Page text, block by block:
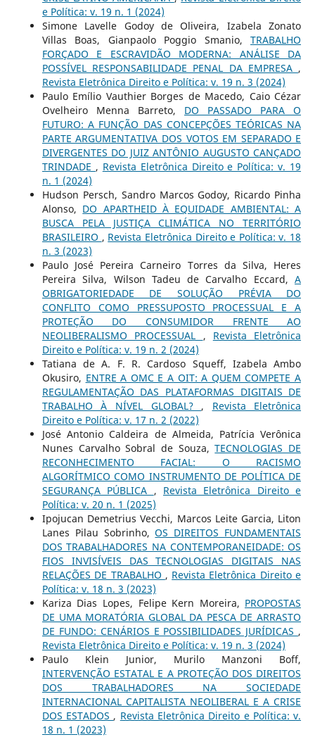
e Política: v. 19 n. 1 (2024)
Simone Lavelle Godoy de Oliveira, Izabela Zonato
Villas Boas, Gianpaolo Poggio Smanio,TRABALHO
FORÇADO E ESCRAVIDÃO MODERNA: ANÁLISE DA
POSSÍVEL RESPONSABILIDADE PENAL DA EMPRESA ,
Revista Eletrônica Direito e Política: v. 19 n. 3 (2024)
Paulo Emílio Vauthier Borges de Macedo, Caio Cézar
Ovelheiro Menna Barreto, DO PASSADO PARA O
FUTURO: A FUNÇÃO DAS CONCEPÇÕES TEÓRICAS NA
PARTE ARGUMENTATIVA DOS VOTOS EM SEPARADO E
DIVERGENTES DO JUIZ ANTÔNIO AUGUSTO CANÇADO
TRINDADE , Revista Eletrônica Direito e Política: v. 19
n. 1 (2024)
Hudson Persch, Sandro Marcos Godoy, Ricardo Pinha
Alonso, DO APARTHEID À EQUIDADE AMBIENTAL: A
BUSCA PELA JUSTIÇA CLIMÁTICA NO TERRITÓRIO
BRASILEIRO , Revista Eletrônica Direito e Política: v. 18
n. 3 (2023)
Paulo José Pereira Carneiro Torres da Silva, Heres
Pereira Silva, Wilson Tadeu de Carvalho Eccard,A
OBRIGATORIEDADE DE SOLUÇÃO PRÉVIA DO
CONFLITO COMO PRESSUPOSTO PROCESSUAL E A
PROTEÇÃO DO CONSUMIDOR FRENTE AO
NEOLIBERALISMO PROCESSUAL , Revista Eletrônica
Direito e Política: v. 19 n. 2 (2024)
Tatiana de A. F. R. Cardoso Squeff, Izabela Ambo
Okusiro, ENTRE A OMC E A OIT: A QUEM COMPETE A
REGULAMENTAÇÃO DAS PLATAFORMAS DIGITAIS DE
TRABALHO À NÍVEL GLOBAL? , Revista Eletrônica
Direito e Política: v. 17 n. 2 (2022)
José Antonio Caldeira de Almeida, Patrícia Verônica
Nunes Carvalho Sobral de Souza,TECNOLOGIAS DE
RECONHECIMENTO FACIAL: O RACISMO
ALGORÍTMICO COMO INSTRUMENTO DE POLÍTICA DE
SEGURANÇA PÚBLICA , Revista Eletrônica Direito e
Política: v. 20 n. 1 (2025)
Ipojucan Demetrius Vecchi, Marcos Leite Garcia, Liton
Lanes Pilau Sobrinho,OS DIREITOS FUNDAMENTAIS
DOS TRABALHADORES NA CONTEMPORANEIDADE: OS
FIOS INVISÍVEIS DAS TECNOLOGIAS DIGITAIS NAS
RELAÇÕES DE TRABALHO , Revista Eletrônica Direito e
Política: v. 18 n. 3 (2023)
Kariza Dias Lopes, Felipe Kern Moreira, PROPOSTAS
DE UMA MORATÓRIA GLOBAL DA PESCA DE ARRASTO
DE FUNDO: CENÁRIOS E POSSIBILIDADES JURÍDICAS ,
Revista Eletrônica Direito e Política: v. 19 n. 3 (2024)
Paulo Klein Junior, Murilo Manzoni Boff,
INTERVENÇÃO ESTATAL E A PROTEÇÃO DOS DIREITOS
DOS TRABALHADORES NA SOCIEDADE
INTERNACIONAL CAPITALISTA NEOLIBERAL E A CRISE
DOS ESTADOS , Revista Eletrônica Direito e Política: v.
18 n. 1 (2023)